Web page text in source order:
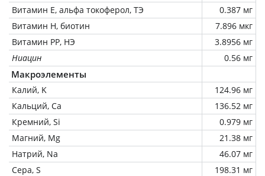
Витамин Е, альфа токоферол, ТЭ
0.387 мг
Витамин Н, биотин
7.896 мкг
Витамин РР, НЭ
3.8956 мг
Ниацин
0.56 мг
Макроэлементы
Калий, K
124.96 мг
Кальций, Ca
136.52 мг
Кремний, Si
0.979 мг
Магний, Mg
21.38 мг
Натрий, Na
46.07 мг
Сера, S
198.31 мг